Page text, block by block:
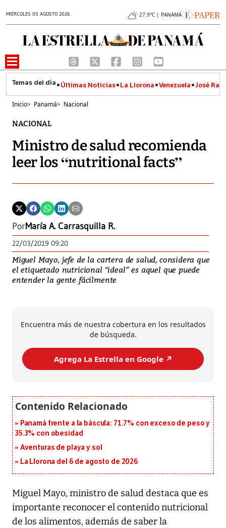
MIÉRCOLES 05 AGOSTO 2026 27.9°C | PANAMÁ
Últimas Noticias La Llorona Venezuela José
Inicio> Panamá> Nacional
NACIONAL
Ministro de salud recomienda
leer los “nutritional facts”
PorMaría A. Carrasquilla R.
22/03/2019 09:20
Miguel Mayo, jefe de la cartera de salud, considera que
el etiquetado nutricional “ideal” es aquel que puede
entender la gente fácilmente
Encuentra más de nuestra cobertura en los resultados
de búsqueda.
Agrega La Estrella en Google ↗️
Panamá frente a la báscula: 71.7% con exceso de peso y
35.3% con obesidad
Aventuras de playa y sol
La Llorona del 6 de agosto de 2026
Miguel Mayo, ministro de salud destaca que es
importante reconocer el contenido nutricional
de los alimentos, además de saber la